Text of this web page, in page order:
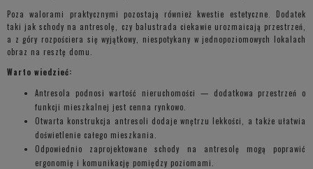
Poza walorami praktycznymi pozostają również kwestie estetyczne. Dodatek
taki jak schody na antresolę, czy balustrada ciekawie urozmaicają przestrzeń,
a z góry rozpościera się wyjątkowy, niespotykany w jednopoziomowych lokalach
obraz na resztę domu.
Warto wiedzieć:
Antresola podnosi wartość nieruchomości — dodatkowa przestrzeń o
funkcji mieszkalnej jest cenna rynkowo.
Otwarta konstrukcja antresoli dodaje wnętrzu lekkości, a także ułatwia
doświetlenie całego mieszkania.
Odpowiednio zaprojektowane schody na antresolę mogą poprawić
ergonomię i komunikację pomiędzy poziomami.